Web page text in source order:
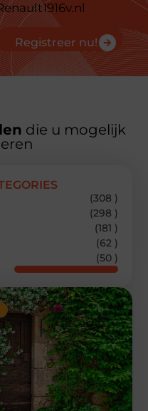
Registreer nu!
die u mogelijk
(308 )
(298 )
(181 )
(62 )
(50 )